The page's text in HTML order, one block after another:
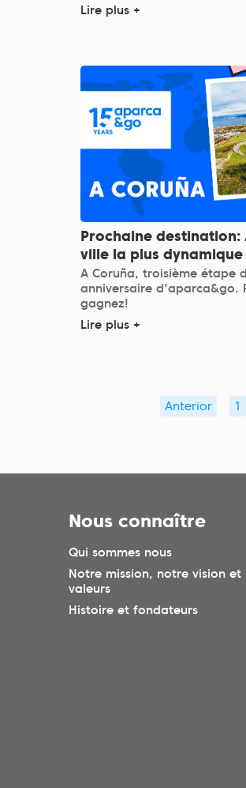
Lire plus +
Prochaine destination:
ville la plus dynamique
A Coruña, troisième étape
anniversaire d'aparca&go.
gagnez!
Lire plus +
Anterior 1
Nous connaître
Qui sommes nous
Notre mission, notre vision et
valeurs
Histoire et fondateurs